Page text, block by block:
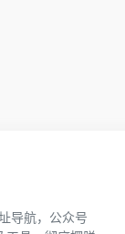
导航，公众号